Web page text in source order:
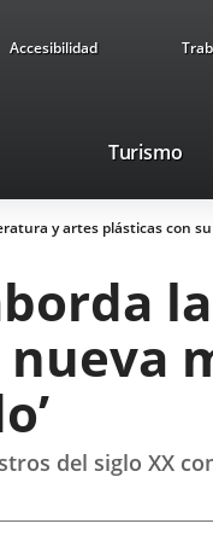
Accesibilidad
TurismoEste
se
y artes plásticas con
del siglo XX